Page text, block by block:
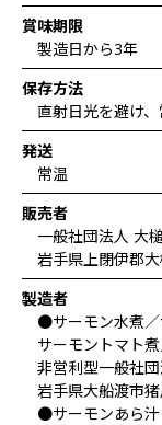
賞味期限
製造日から3年
保存方法
直射日光を避け
発送
常温
販売者
一般社団法人 大
岩手県上閉伊郡
製造者
●サーモン水煮／
サーモントマト
非営利型一般社
岩手県大船渡市
●サーモンあら汁